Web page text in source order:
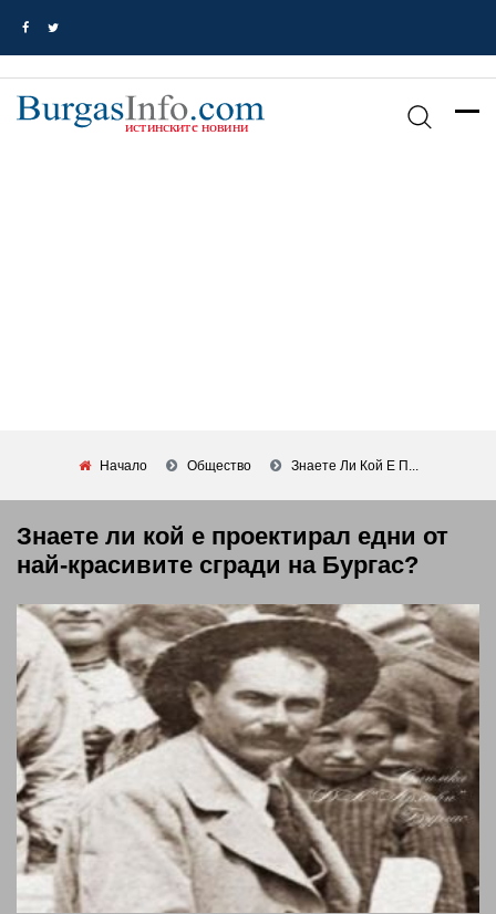
Начало Общество Знаете Ли Кой Е П...
Знаете ли кой е проектирал едни от
най-красивите сгради на Бургас?